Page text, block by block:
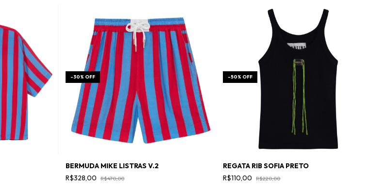
-30% OFF
BERMUDA MIKE LISTRAS V.2
R$328,00
R$470,00
-50% OFF
REGATA RIB SOFIA PRETO
R$110,00
R$220,00